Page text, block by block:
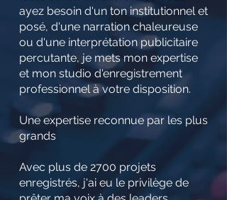
ayez besoin d'un ton institutionnel et
posé, d'une narration chaleureuse
ou d'une interprétation publicitaire
percutante, je mets mon expertise
et mon studio d'enregistrement
professionnel à votre disposition.
Une expertise reconnue par les plus
grands
Avec plus de 2700 projets
enregistrés, j'ai eu le privilège de